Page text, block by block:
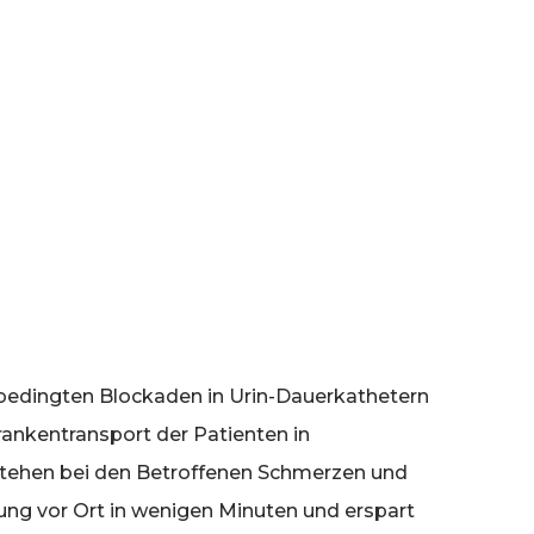
Blockaden in Urin-Dauerkathetern
der Patienten in
bei den Betroffenen Schmerzen und
vor Ort in wenigen Minuten und erspart